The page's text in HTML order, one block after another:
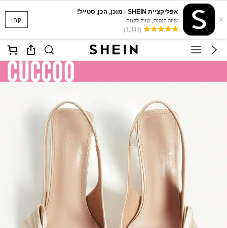
קחו ×
אפליקציית SHEIN - מוכן, הכן, סטייל!
שווה לנסות, שווה לקנות
(1,345)